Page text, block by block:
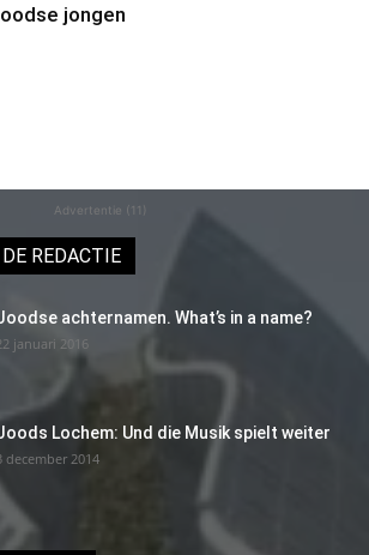
jongen
Advertentie (11)
REDACTIE
achternamen. What’s in a name?
januari 2016
Lochem: Und die Musik spielt weiter
december 2014